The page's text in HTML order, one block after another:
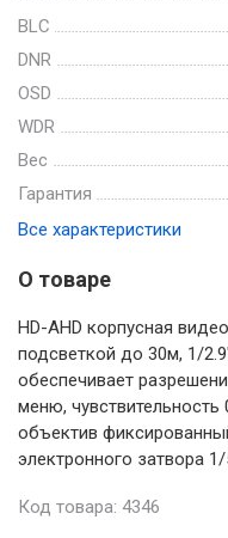
BLC
DNR
OSD
WDR
Вес
Гарантия
Все характеристики
О товаре
HD-AHD корпусная
подсветкой до 30м, 1/
обеспечивает
меню, чувствительность
объектив
электронного затвора 1/
Код товара: 4346